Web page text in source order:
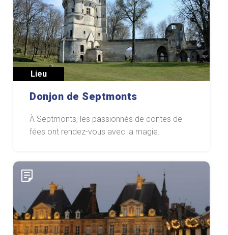
Lieu
Donjon de Septmonts
À Septmonts, les passionnés de contes de
fées ont rendez-vous avec la magie.